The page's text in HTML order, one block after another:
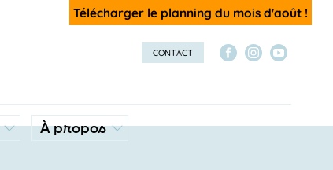
Télécharger le planning du mois d'août !
À propos
CONTACT